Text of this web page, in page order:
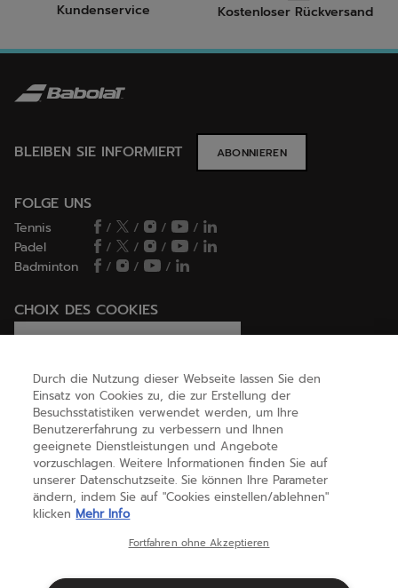
Kundenservice Kostenloser Rückversand
BLEIBEN SIE INFORMIERT ABONNIEREN
FOLGE UNS
Tennis / / /
/
Padel
/ / /
/
Badminton
/ / /
CHOIX DES COOKIES
HILFE
ÜBER UNS
(deutsch)
Durch die Nutzung dieser Webseite lassen Sie den
Einsatz von Cookies zu, die zur Erstellung der
Besuchsstatistiken verwendet werden, um Ihre
Benutzererfahrung zu verbessern und Ihnen
geeignete Dienstleistungen und Angebote
vorzuschlagen. Weitere Informationen finden Sie auf
unserer Datenschutzseite. Sie können Ihre Parameter
ändern, indem Sie auf "Cookies einstellen/ablehnen"
klicken Mehr Info
Fortfahren ohne Akzeptieren